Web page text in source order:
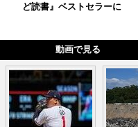
ど読書』ベストセラーに
動画で見る